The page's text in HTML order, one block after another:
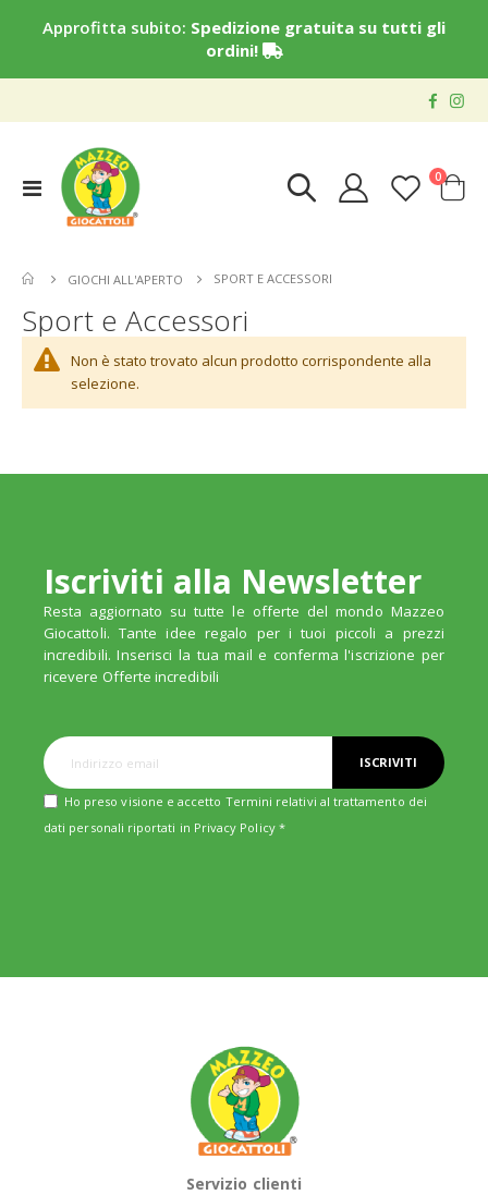
Approfitta subito: Spedizione gratuita su tutti gli
ordini!
Toggle
Nav
Cart
0elementi
GIOCHI ALL'APERTO SPORT E ACCESSORI
Sport e Accessori
Non è stato trovato alcun prodotto corrispondente alla
selezione.
Iscriviti alla Newsletter
Resta aggiornato su tutte le offerte del mondo Mazzeo
Giocattoli. Tante idee regalo per i tuoi piccoli a prezzi
incredibili. Inserisci la tua mail e conferma l'iscrizione per
ricevere Offerte incredibili
ISCRIVITI
Ho preso visione e accetto Termini relativi al trattamento dei
dati personali riportati in Privacy Policy*
Servizio clienti